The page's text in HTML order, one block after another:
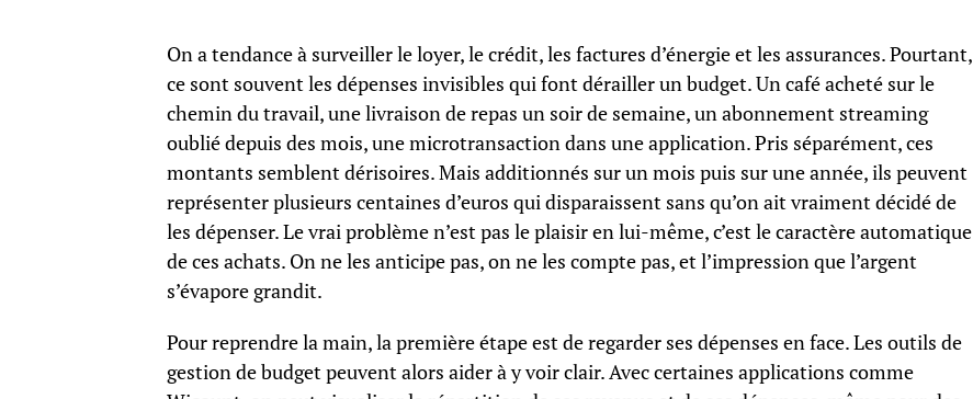
On a tendance à surveiller le loyer, le crédit, les factures d’énergie et les assurances. Pourtant,
ce sont souvent les dépenses invisibles qui font dérailler un budget. Un café acheté sur le
chemin du travail, une livraison de repas un soir de semaine, un abonnement streaming
oublié depuis des mois, une microtransaction dans une application. Pris séparément, ces
montants semblent dérisoires. Mais additionnés sur un mois puis sur une année, ils peuvent
représenter plusieurs centaines d’euros qui disparaissent sans qu’on ait vraiment décidé de
les dépenser. Le vrai problème n’est pas le plaisir en lui-même, c’est le caractère automatique
de ces achats. On ne les anticipe pas, on ne les compte pas, et l’impression que l’argent
s’évapore grandit.
Pour reprendre la main, la première étape est de regarder ses dépenses en face. Les outils de
gestion de budget peuvent alors aider à y voir clair. Avec certaines applications comme